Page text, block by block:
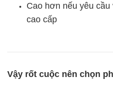
Cao hơn nếu yêu
cao cấp
Vậy rốt cuộc nên chọn